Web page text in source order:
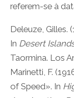
referem-se à
Deleuze, Gilles.
In Desert
Taormina. Los
Marinetti, F.
of Speed». In